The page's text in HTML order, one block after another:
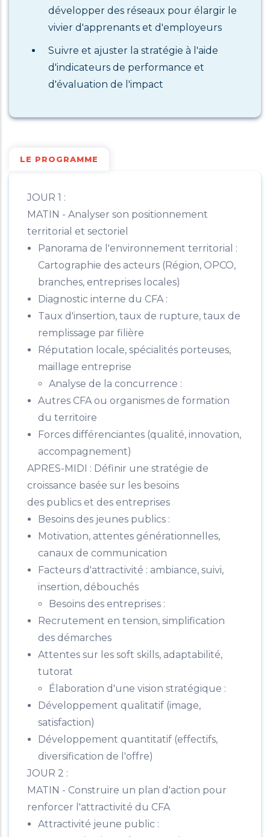
développer des réseaux pour élargir le
vivier d'apprenants et d'employeurs
Suivre et ajuster la stratégie à l'aide
d'indicateurs de performance et
d'évaluation de l'impact
LE PROGRAMME
JOUR 1 :
MATIN - Analyser son positionnement
territorial et sectoriel
Panorama de l'environnement territorial :
Cartographie des acteurs (Région, OPCO,
branches, entreprises locales)
Diagnostic interne du CFA :
Taux d'insertion, taux de rupture, taux de
remplissage par filière
Réputation locale, spécialités porteuses,
maillage entreprise
Analyse de la concurrence :
Autres CFA ou organismes de formation
du territoire
Forces différenciantes (qualité, innovation,
accompagnement)
APRES-MIDI : Définir une stratégie de
croissance basée sur les besoins
des publics et des entreprises
Besoins des jeunes publics :
Motivation, attentes générationnelles,
canaux de communication
Facteurs d'attractivité : ambiance, suivi,
insertion, débouchés
Besoins des entreprises :
Recrutement en tension, simplification
des démarches
Attentes sur les soft skills, adaptabilité,
tutorat
Élaboration d'une vision stratégique :
Développement qualitatif (image,
satisfaction)
Développement quantitatif (effectifs,
diversification de l'offre)
JOUR 2 :
MATIN - Construire un plan d'action pour
renforcer l'attractivité du CFA
Attractivité jeune public :